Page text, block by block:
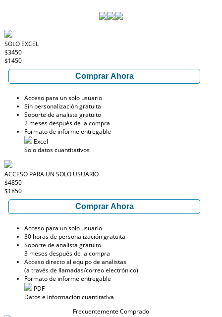
SOLO EXCEL
$3450
$1450
Comprar Ahora
Acceso para un solo usuario
Sin personalización gratuita
Soporte de analista gratuito
2 meses después de la compra
Formato de informe entregable
Excel
Solo datos cuantitativos
ACCESO PARA UN SOLO USUARIO
$4850
$1850
Comprar Ahora
Acceso para un solo usuario
30 horas de personalización gratuita
Soporte de analista gratuito
3 meses después de la compra
Acceso directo al equipo de analistas
(a través de llamadas/correo electrónico)
Formato de informe entregable
PDF
Datos e información cuantitativa
Frecuentemente Comprado